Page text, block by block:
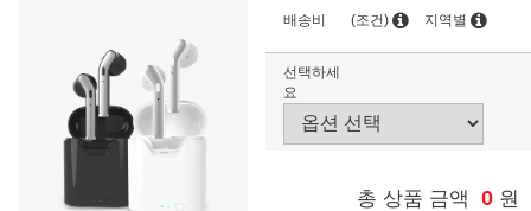
배송비
(조건) 지역별
선택하세
요
총 상품 금액 0 원